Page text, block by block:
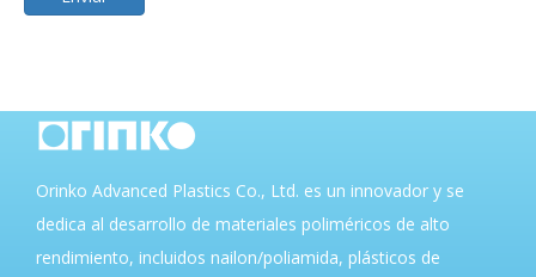
Orinko Advanced Plastics Co., Ltd. es un innovador y se
dedica al desarrollo de materiales poliméricos de alto
rendimiento, incluidos nailon/poliamida, plásticos de